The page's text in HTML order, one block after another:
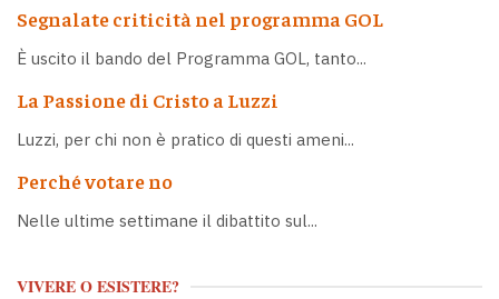
Segnalate criticità nel programma GOL
È uscito il bando del Programma GOL, tanto...
La Passione di Cristo a Luzzi
Luzzi, per chi non è pratico di questi ameni...
Perché votare no
Nelle ultime settimane il dibattito sul...
VIVERE O ESISTERE?